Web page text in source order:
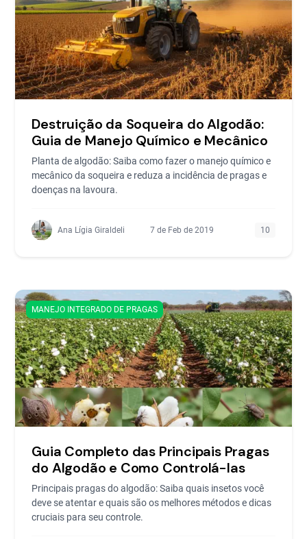
Destruição da Soqueira do Algodão:
Guia de Manejo Químico e Mecânico
Planta de algodão: Saiba como fazer o manejo químico e
mecânico da soqueira e reduza a incidência de pragas e
doenças na lavoura.
Ana Lígia Giraldeli 7 de Feb de 2019 10
MANEJO INTEGRADO DE PRAGAS
Guia Completo das Principais Pragas
do Algodão e Como Controlá-las
Principais pragas do algodão: Saiba quais insetos você
deve se atentar e quais são os melhores métodos e dicas
cruciais para seu controle.